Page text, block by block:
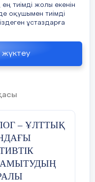
ең тиімді жолы екенін
оқушымен тиімді
ұстаздарға
– ҰЛТТЫҚ